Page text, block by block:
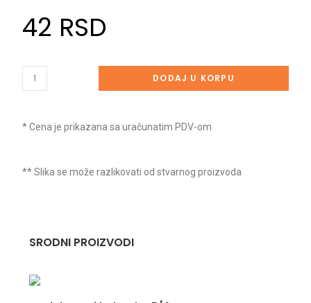
42 RSD
DODAJ U KORPU
* Cena je prikazana sa uračunatim PDV-om
** Slika se može razlikovati od stvarnog proizvoda
SRODNI PROIZVODI